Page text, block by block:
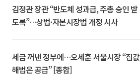
김정관 장관 “반도체 성과급, 주총 승인 받
도록”…상법·자본시장법 개정 시사
세금 꺼낸 정부에…오세훈 서울시장 “집값
해법은 공급” [종합]